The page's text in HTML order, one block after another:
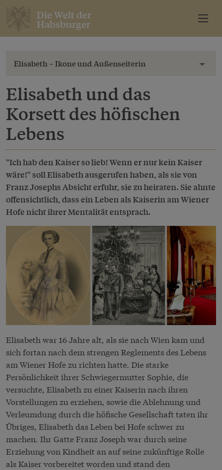
Die Welt der
Habsburger
Elisabeth – Ikone und Außenseiterin
Elisabeth und das
Korsett des höfischen
Lebens
"Ich hab den Kaiser so lieb! Wenn er nur kein Kaiser
wäre!" soll Elisabeth ausgerufen haben, als sie von
Franz Josephs Absicht erfuhr, sie zu heiraten. Sie ahnte
offensichtlich, dass ein Leben als Kaiserin am Wiener
Hofe nicht ihrer Mentalität entsprach.
Elisabeth war 16 Jahre alt, als sie nach Wien kam und
sich fortan nach dem strengen Reglements des Lebens
am WienerHofe zu richten hatte. Die starke
Persönlichkeit ihrer Schwiegermutter Sophie, die
versuchte, Elisabeth zu einer Kaiserin nach ihren
Vorstellungen zu erziehen, sowie die Ablehnung und
Verleumdung durch die höfische Gesellschaft taten ihr
Übriges, Elisabeth das Leben bei Hofeschwer zu
machen. Ihr Gatte Franz Joseph war durch seine
Erziehung von Kindheit an auf seine zukünftige Rolle
als Kaiser vorbereitet worden und stand den